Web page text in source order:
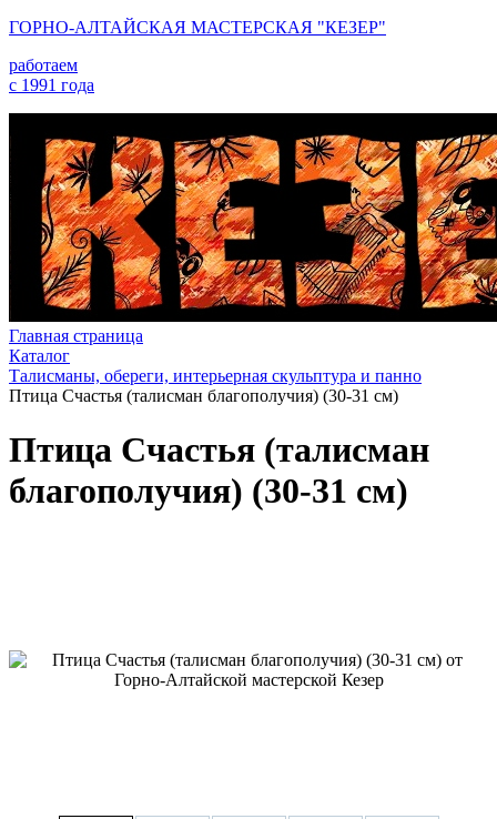
ГОРНО-АЛТАЙСКАЯ МАСТЕРСКАЯ "КЕЗЕР"
работаем
с 1991 года
Главная страница
Каталог
Талисманы, обереги, интерьерная скульптура и панно
Птица Счастья (талисман благополучия) (30-31 см)
Птица Счастья (талисман
благополучия) (30-31 см)